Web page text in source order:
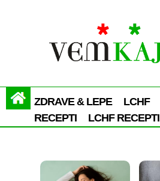
ZDRAVE & LEPE LCHF
RECEPTI
LCHF RECEPTI